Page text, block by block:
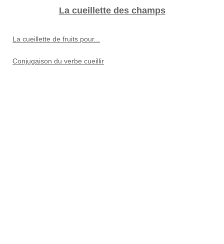
La cueillette des champs
La cueillette de fruits pour...
Conjugaison du verbe cueillir